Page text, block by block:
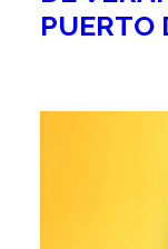
PUERTO